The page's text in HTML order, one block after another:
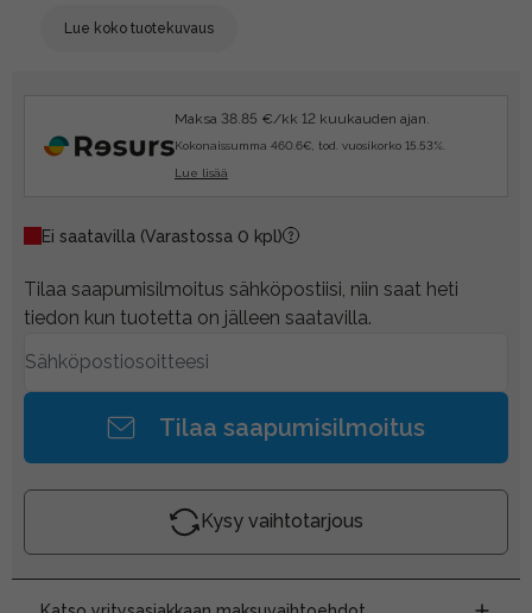
Lue koko tuotekuvaus
Maksa 38.85 €/kk 12 kuukauden ajan.
Kokonaissumma 460.6€, tod. vuosikorko 15.53%.
Lue lisää
Ei saatavilla (Varastossa 0 kpl)
Tilaa saapumisilmoitus sähköpostiisi, niin saat heti
tiedon kun tuotetta on jälleen saatavilla.
Tilaa saapumisilmoitus
Kysy vaihtotarjous